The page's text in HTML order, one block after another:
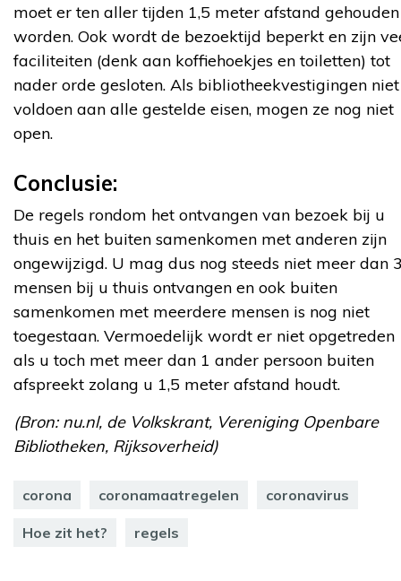
moet er ten aller tijden 1,5 meter afstand gehouden
worden. Ook wordt de bezoektijd beperkt en zijn
faciliteiten (denk aan koffiehoekjes en toiletten) tot
nader orde gesloten. Als bibliotheekvestigingen niet
voldoen aan alle gestelde eisen, mogen ze nog niet
open.
Conclusie:
De regels rondom het ontvangen van bezoek bij u
thuis en het buiten samenkomen met anderen zijn
ongewijzigd. U mag dus nog steeds niet meer dan
mensen bij u thuis ontvangen en ook buiten
samenkomen met meerdere mensen is nog niet
toegestaan. Vermoedelijk wordt er niet opgetreden
als u toch met meer dan 1 ander persoon buiten
afspreekt zolang u 1,5 meter afstand houdt.
(Bron: nu.nl, de Volkskrant, Vereniging Openbare
Bibliotheken, Rijksoverheid)
corona coronamaatregelen coronavirus
Hoe zit het? regels